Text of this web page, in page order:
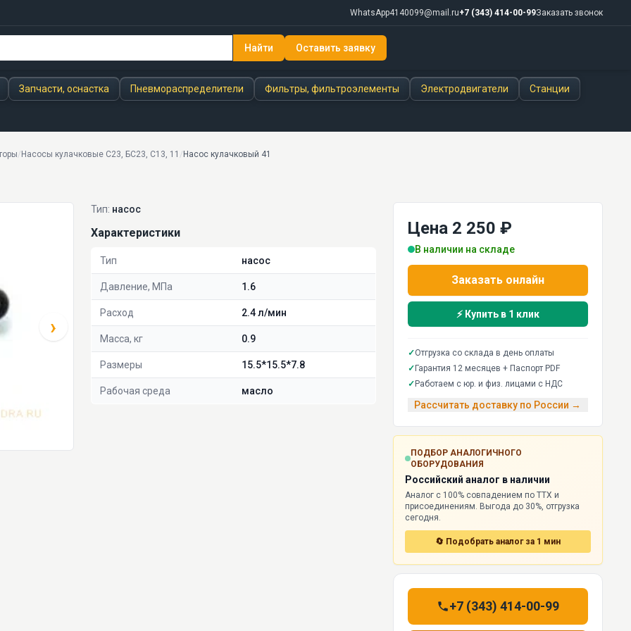
WhatsApp4140099@mail.ru+7 (343) 414-00-99Заказать звонок
Найти Оставить заявку
Запчасти, оснастка Пневмораспределители Фильтры, фильтроэлементы Электродвигатели Станции
/ Насосы кулачковые С23, БС23, С13, 11 / Насос кулачковый 41
›
Тип: насос
Характеристики
Тип насос
Давление, МПа 1.6
Расход 2.4 л/мин
Масса, кг 0.9
Размеры 15.5*15.5*7.8
Рабочая среда масло
Цена 2 250 ₽
В наличии на складе
Заказать онлайн
⚡ Купить в 1 клик
✓Отгрузка со склада в день оплаты
✓ Гарантия 12 месяцев + Паспорт PDF
✓ Работаем с юр. и физ. лицами с НДС
Рассчитать доставку по России →
ПОДБОР АНАЛОГИЧНОГО
ОБОРУДОВАНИЯ
Российский аналог в наличии
Аналог с 100% совпадением по ТТХ и
присоединениям. Выгода до 30%, отгрузка
сегодня.
🔄 Подобрать аналог за 1 мин
+7 (343) 414-00-99